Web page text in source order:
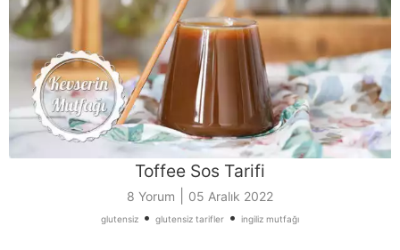
Toffee Sos Tarifi
8 Yorum 05 Aralık 2022
glutensiz • glutensiz tarifler • ingiliz mutfağı